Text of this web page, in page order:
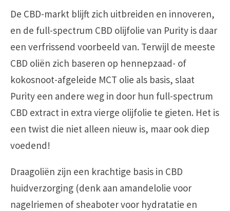
De CBD-markt blijft zich uitbreiden en innoveren,
en de full-spectrum CBD olijfolie van Purity is daar
een verfrissend voorbeeld van. Terwijl de meeste
CBD oliën zich baseren op hennepzaad- of
kokosnoot-afgeleide MCT olie als basis, slaat
Purity een andere weg in door hun full-spectrum
CBD extract in extra vierge olijfolie te gieten. Het is
een twist die niet alleen nieuw is, maar ook diep
voedend!
Draagoliën zijn een krachtige basis in CBD
huidverzorging (denk aan amandelolie voor
nagelriemen of sheaboter voor hydratatie en